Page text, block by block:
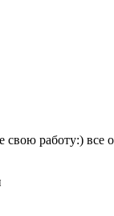
работу:) все